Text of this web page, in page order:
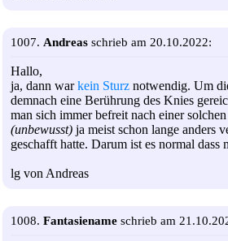
1007. Andreas schrieb am 20.10.2022:
Hallo,
ja, dann warkein Sturz notwendig. Um
demnach eine Berührung des Knies
man sich immer befreit nach einer
(unbewusst) ja meist schon lange anders
geschafft hatte. Darum ist es normal dass
lg von Andreas
1008. Fantasiename schrieb am